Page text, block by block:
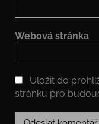
Webová stránka
Uložit do
stránku pro